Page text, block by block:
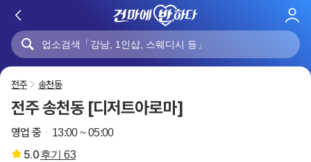
로
전주 송천동
전주 송천동 [디저트아로마]
영업 중 13:00 ~ 05:00
5.0후기63